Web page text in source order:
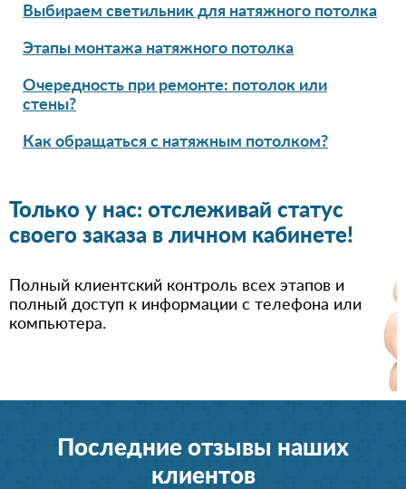
Выбираем светильник для натяжного потолка
Этапы монтажа натяжного потолка
Очередность при ремонте: потолок или
стены?
Как обращаться с натяжным потолком?
Только у нас: отслеживай статус
своего заказа в личном кабинете!
Полный клиентский контроль всех этапов и
полный доступ к информации с телефона или
компьютера.
Последние отзывы наших
клиентов